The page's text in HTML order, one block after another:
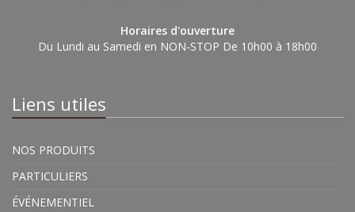
Horaires d'ouverture
Du Lundi au Samedi en NON-STOP De 10h00 à 18h00
Liens utiles
NOS PRODUITS
PARTICULIERS
ÉVÉNEMENTIEL